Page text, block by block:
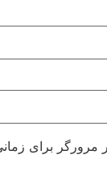
مرورگر برای